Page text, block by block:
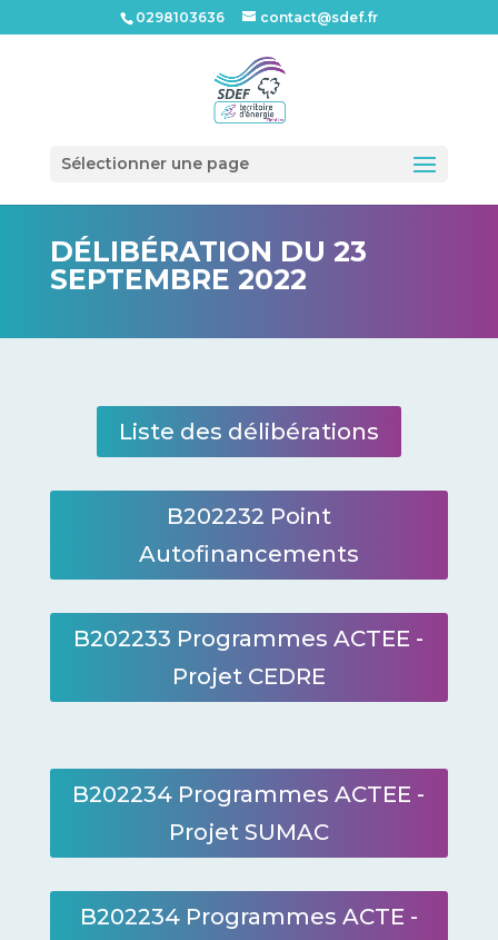
0298103636 contact@sdef.fr
Sélectionner une page
DÉLIBÉRATION DU 23
SEPTEMBRE 2022
Liste des délibérations
B202232 Point
Autofinancements
B202233 Programmes ACTEE -
Projet CEDRE
B202234 Programmes ACTEE -
Projet SUMAC
B202234 Programmes ACTE -